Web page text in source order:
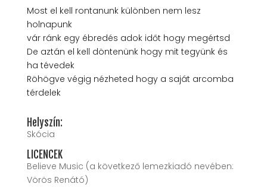
Most el kell rontanunk különben nem lesz
holnapunk
vár ránk egy ébredés adok időt hogy megértsd
De aztán el kell döntenünk hogy mit tegyünk és
ha tévedek
Röhögve végig nézheted hogy a saját arcomba
térdelek
Helyszín:
Skócia
LICENCEK
Believe Music (a következő lemezkiadó nevében:
Vörös Renátó)